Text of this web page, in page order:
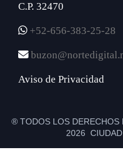
C.P. 32470
+52-656-383-25-28
Aviso de Privacidad
® TODOS LOS DERECHOS
2026 CIUDAD